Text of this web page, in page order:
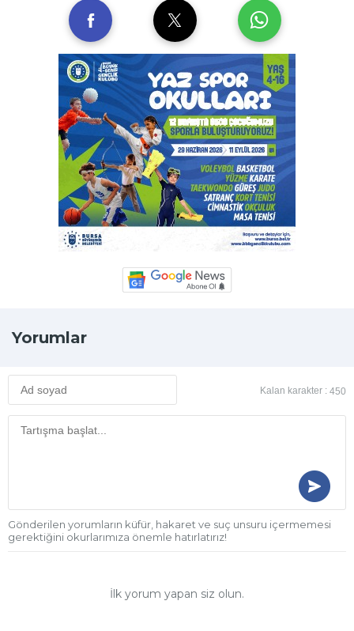
Yorumlar
Kalan karakter : 450
Gönderilen yorumların küfür, hakaret ve suç unsuru içermemesi
gerektiğini okurlarımıza önemle hatırlatırız!
İlk yorum yapan siz olun.